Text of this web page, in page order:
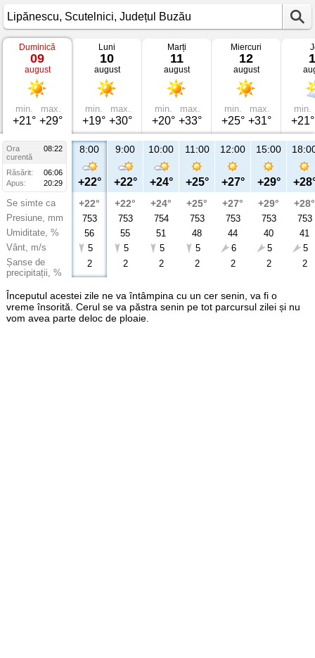
Vremea
Lipănescu
Scutelnici,
Județul
Buzău
Duminică
09
august
min.
+21°
max.
+29°
Luni
10
august
min.
+19°
max.
+30°
Marți
11
august
min.
+20°
max.
+33°
Miercuri
12
august
min.
+25°
max.
+31°
min.
+21°
Ora
08:22
curentă
Răsărit:
06:06
Apus:
20:29
Se simte ca
Presiune, mm
Umiditate, %
Vânt, m/s
Șanse de
precipitații, %
8:00
+22°
+22°
753
56
5
2
9:00
+22°
+22°
753
55
5
2
10:00
+24°
+24°
754
51
5
2
11:00
+25°
+25°
753
48
5
2
12:00
+27°
+27°
753
44
6
2
15:00
+29°
+29°
753
40
5
2
+28°
753
41
5
2
Începutul acestei zile ne va întâmpina cu un cer senin, va fi o
vreme însorită. Cerul se va păstra senin pe tot parcursul zilei și nu
vom avea parte deloc de ploaie.